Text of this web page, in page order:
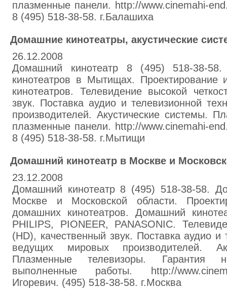
плазменные панели. http://www.cinemahi-
8 (495) 518-38-58. г.Балашиха
Домашние кинотеатры, акустические
26.12.2008
Домашний кинотеатр 8 (495) 518-38-58.
кинотеатров в Мытищах. Проектирование
кинотеатров. Телевидение высокой
звук. Поставка аудио и телевизионной
производителей. Акустические системы.
плазменные панели. http://www.cinemahi-
8 (495) 518-38-58. г.Мытищи
Домашний кинотеатр в Москве и
23.12.2008
Домашний кинотеатр 8 (495) 518-38-58.
Москве и Московской области.
домашних кинотеатров. Домашний
PHILIPS, PIONEER, PANASONIC.
(HD), качественный звук. Поставка аудио и
ведущих мировых производителей.
Плазменные телевизоры. Гарантия
выполненные работы. http://
Игоревич. (495) 518-38-58. г.Москва